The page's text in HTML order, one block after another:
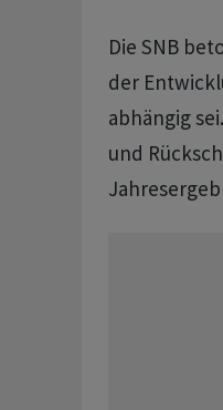
Die SNB
der
abhängig
und